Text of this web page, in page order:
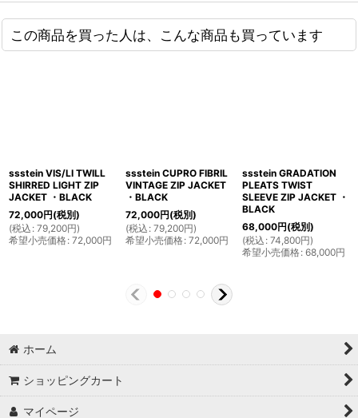
この商品を買った人は、こんな商品も買っています
ssstein VIS/LI TWILL
SHIRRED LIGHT ZIP
JACKET ・BLACK
72,000円(税別)
(税込 : 79,200円)
希望小売価格: 72,000円
ssstein CUPRO FIBRIL
VINTAGE ZIP JACKET
・BLACK
72,000円(税別)
(税込 : 79,200円)
希望小売価格: 72,000円
ssstein GRADATION
PLEATS TWIST
SLEEVE ZIP JACKET ・
BLACK
68,000円(税別)
(税込 : 74,800円)
希望小売価格: 68,000円
ホーム
ショッピングカート
マイページ